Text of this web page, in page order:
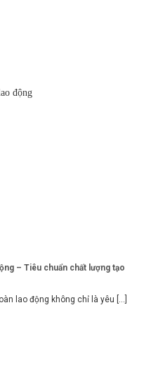
– Tiêu chuẩn chất lượng tạo
lao động không chỉ là yêu [...]